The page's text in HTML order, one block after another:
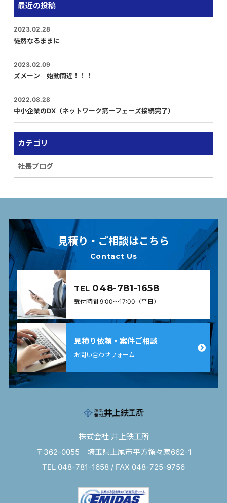
最近の投稿
2023.02.28
徒然なるままに
2023.02.09
ズメーン 始動間近！！！
2022.08.28
中小企業のDX（ネットワーク第一フェーズ接続完了）
カテゴリ
社長ブログ
見積り・ご相談はこちら
Contact Us
TEL 048-781-1658
受付時間 9:00〜17:00（平日）
見積り依頼・案件ご相談
お問い合わせフォーム
株式会社 井上鉄工所
〒362-0055 埼玉県上尾市平方領々家662-1
TEL 048-781-1658 / FAX 048-725-9756